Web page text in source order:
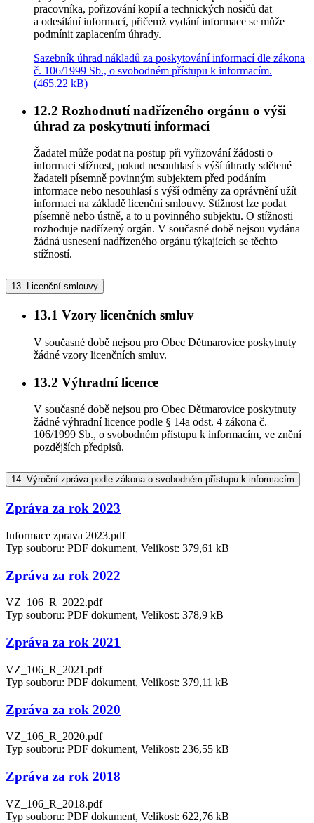
pracovníka, pořizování kopií a technických nosičů dat
a odesílání informací, přičemž vydání informace se může
podmínit zaplacením úhrady.
Sazebník úhrad nákladů za poskytování informací dle zákona
č. 106/1999 Sb., o svobodném přístupu k informacím.
(465.22 kB)
12.2 Rozhodnutí nadřízeného orgánu o výši
úhrad za poskytnutí informací
Žadatel může podat na postup při vyřizování žádosti o
informaci stížnost, pokud nesouhlasí s výší úhrady sdělené
žadateli písemně povinným subjektem před podáním
informace nebo nesouhlasí s výší odměny za oprávnění užít
informaci na základě licenční smlouvy. Stížnost lze podat
písemně nebo ústně, a to u povinného subjektu. O stížnosti
rozhoduje nadřízený orgán. V současné době nejsou vydána
žádná usnesení nadřízeného orgánu týkajících se těchto
stížností.
13. Licenční smlouvy
13.1 Vzory licenčních smluv
V současné době nejsou pro Obec Dětmarovice poskytnuty
žádné vzory licenčních smluv.
13.2 Výhradní licence
V současné době nejsou pro Obec Dětmarovice poskytnuty
žádné výhradní licence podle § 14a odst. 4 zákona č.
106/1999 Sb., o svobodném přístupu k informacím, ve znění
pozdějších předpisů.
14. Výroční zpráva podle zákona o svobodném přístupu k informacím
Zpráva za rok 2023
Informace zprava 2023.pdf
Typ souboru: PDF dokument, Velikost: 379,61 kB
Zpráva za rok 2022
VZ_106_R_2022.pdf
Typ souboru: PDF dokument, Velikost: 378,9 kB
Zpráva za rok 2021
VZ_106_R_2021.pdf
Typ souboru: PDF dokument, Velikost: 379,11 kB
Zpráva za rok 2020
VZ_106_R_2020.pdf
Typ souboru: PDF dokument, Velikost: 236,55 kB
Zpráva za rok 2018
VZ_106_R_2018.pdf
Typ souboru: PDF dokument, Velikost: 622,76 kB